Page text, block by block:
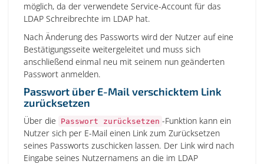
möglich, da der verwendete Service-Account für das
LDAP Schreibrechte im LDAP hat.
Nach Änderung des Passworts wird der Nutzer auf eine
Bestätigungsseite weitergeleitet und muss sich
anschließend einmal neu mit seinem nun geänderten
Passwort anmelden.
Passwort über E-Mail verschicktem Link
zurücksetzen
Über die Passwort zurücksetzen -Funktion kann ein
Nutzer sich per E-Mail einen Link zum Zurücksetzen
seines Passworts zuschicken lassen. Der Link wird nach
Eingabe seines Nutzernamens an die im LDAP